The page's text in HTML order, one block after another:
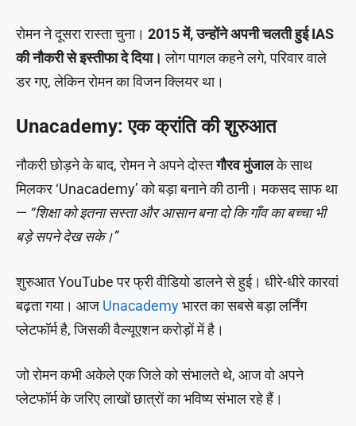
रोमन ने दूसरा रास्ता चुना। 2015 में, उन्होंने अपनी चलती हुई IAS
की नौकरी से इस्तीफा दे दिया। लोग पागल कहने लगे, परिवार वाले
डर गए, लेकिन रोमन का विजन क्लियर था।
Unacademy: एक क्रांति की शुरुआत
नौकरी छोड़ने के बाद, रोमन ने अपने दोस्तगौरव मुंजालके साथ
मिलकर ‘Unacademy’ को बड़ा बनाने की ठानी। मकसद साफ था
— “शिक्षा को इतना सस्ता और आसान बना दो कि गाँव का बच्चा भी
बड़े सपने देख सके।”
शुरुआत YouTube पर फ्री वीडियो डालने से हुई। धीरे-धीरे कारवां
बढ़ता गया। आज Unacademyभारत का सबसे बड़ा लर्निंग
प्लेटफॉर्म है, जिसकी वैल्यूएशन करोड़ों में है।
जो रोमन कभी अकेले एक जिले को संभालते थे, आज वो अपने
प्लेटफॉर्म के जरिए लाखों छात्रों का भविष्य संभाल रहे हैं।